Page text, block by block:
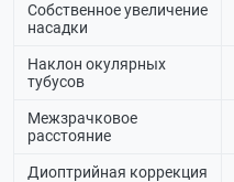
Собственное увеличение
насадки
Наклон окулярных
тубусов
Межзрачковое
расстояние
Диоптрийная коррекция